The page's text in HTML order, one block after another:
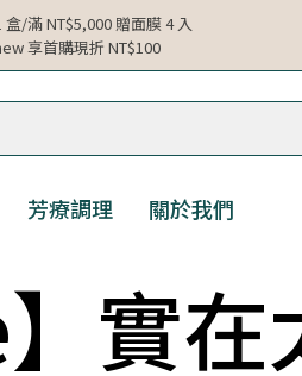
/滿 NT$5,000 贈面膜 4 入
享首購現折 NT$100
芳療調理
關於我們
實